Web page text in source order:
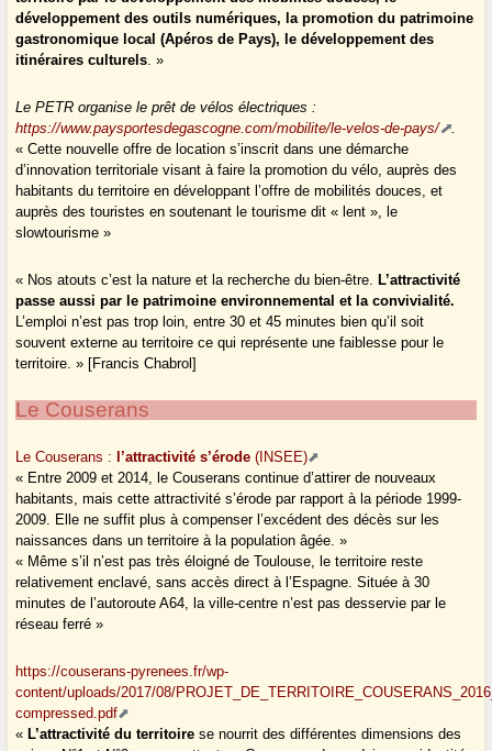
développement des outils numériques, la promotion du patrimoine
gastronomique local (Apéros de Pays), le développement des
itinéraires culturels. »
Le PETR organise le prêt de vélos électriques :
https://www.paysportesdegascogne.com/mobilite/le-velos-de-pays/
.
« Cette nouvelle offre de location s’inscrit dans une démarche
d’innovation territoriale visant à faire la promotion du vélo, auprès des
habitants du territoire en développant l’offre de mobilités douces, et
auprès des touristes en soutenant le tourisme dit « lent », le
slowtourisme »
« Nos atouts c’est la nature et la recherche du bien-être. L’attractivité
passe aussi par le patrimoine environnemental et la convivialité.
L’emploi n’est pas trop loin, entre 30 et 45 minutes bien qu’il soit
souvent externe au territoire ce qui représente une faiblesse pour le
territoire. » [Francis Chabrol]
Le Couserans
Le Couserans : l’attractivité s’érode (INSEE)
« Entre 2009 et 2014, le Couserans continue d’attirer de nouveaux
habitants, mais cette attractivité s’érode par rapport à la période 1999-
2009. Elle ne suffit plus à compenser l’excédent des décès sur les
naissances dans un territoire à la population âgée. »
« Même s’il n’est pas très éloigné de Toulouse, le territoire reste
relativement enclavé, sans accès direct à l’Espagne. Située à 30
minutes de l’autoroute A64, la ville-centre n’est pas desservie par le
réseau ferré »
https://couserans-pyrenees.fr/wp-
content/uploads/2017/08/
compressed.pdf
« L’attractivité du territoire se nourrit des différentes dimensions des